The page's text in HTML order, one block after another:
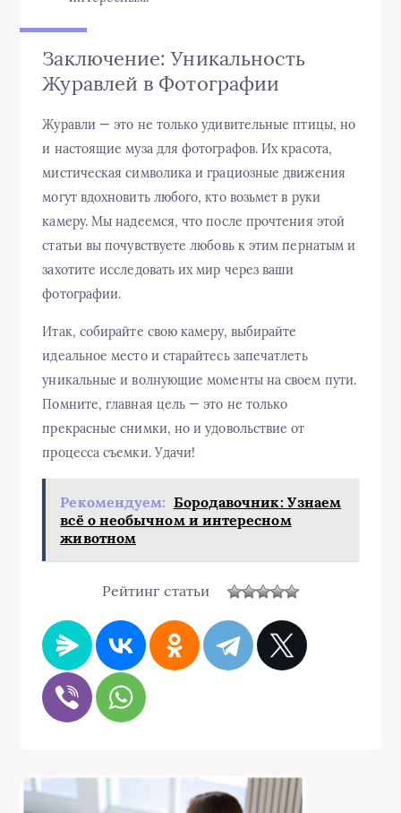
Заключение: Уникальность
Журавлей в Фотографии
Журавли — это не только удивительные птицы, но
и настоящие муза для фотографов. Их красота,
мистическая символика и грациозные движения
могут вдохновить любого, кто возьмет в руки
камеру. Мы надеемся, что после прочтения этой
статьи вы почувствуете любовь к этим пернатым и
захотите исследовать их мир через ваши
фотографии.
Итак, собирайте свою камеру, выбирайте
идеальное место и старайтесь запечатлеть
уникальные и волнующие моменты на своем пути.
Помните, главная цель — это не только
прекрасные снимки, но и удовольствие от
процесса съемки. Удачи!
Рекомендуем: Бородавочник: Узнаем
всё о необычном и интересном
животном
Рейтинг статьи